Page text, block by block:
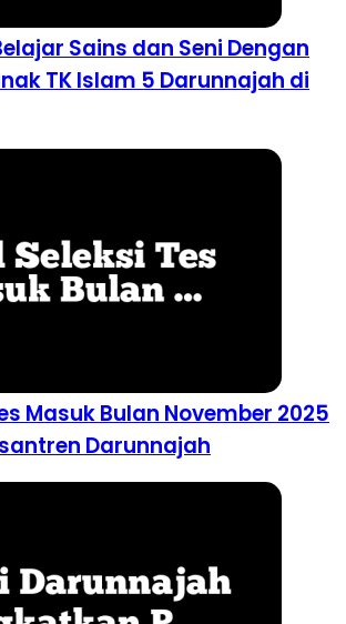
Sains dan Seni Dengan
TK Islam 5 Darunnajah di
Masuk Bulan November 2025
Darunnajah